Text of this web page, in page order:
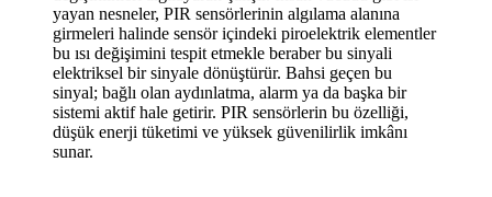
yayan nesneler, PIR sensörlerinin algılama alanına
girmeleri halinde sensör içindeki piroelektrik elementler
bu ısı değişimini tespit etmekle beraber bu sinyali
elektriksel bir sinyale dönüştürür. Bahsi geçen bu
sinyal; bağlı olan aydınlatma, alarm ya da başka bir
sistemi aktif hale getirir. PIR sensörlerin bu özelliği,
düşük enerji tüketimi ve yüksek güvenilirlik imkânı
sunar.